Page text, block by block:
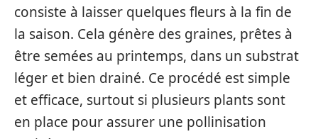
consiste à laisser quelques fleurs à la fin de
la saison. Cela génère des graines, prêtes à
être semées au printemps, dans un substrat
léger et bien drainé. Ce procédé est simple
et efficace, surtout si plusieurs plants sont
en place pour assurer une pollinisation